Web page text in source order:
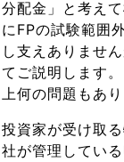
分配金」と考え
にFPの試験範囲
し支えありませ
てご説明します
上何の問題もあ
投資家が受け取
社が管理してい